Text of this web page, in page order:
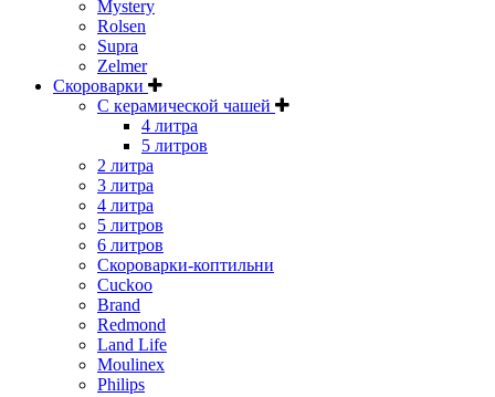
Mystery
Rolsen
Supra
Zelmer
Скороварки
С керамической чашей
4 литра
5 литров
2 литра
3 литра
4 литра
5 литров
6 литров
Скороварки-коптильни
Cuckoo
Brand
Redmond
Land Life
Moulinex
Philips